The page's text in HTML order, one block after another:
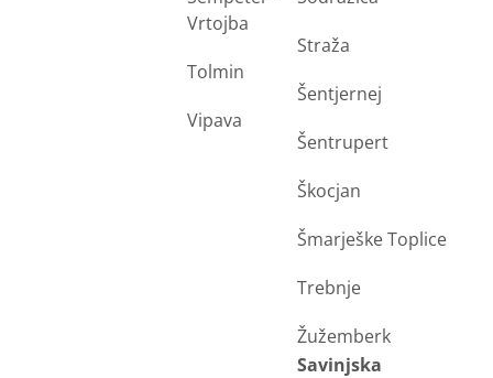
Vrtojba
Tolmin
Vipava
Straža
Šentjernej
Šentrupert
Škocjan
Šmarješke Toplice
Trebnje
Žužemberk
Savinjska